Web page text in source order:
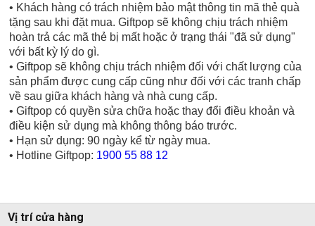
• Khách hàng có trách nhiệm bảo mật thông tin mã thẻ quà
tặng sau khi đặt mua. Giftpop sẽ không chịu trách nhiệm
hoàn trả các mã thẻ bị mất hoặc ở trạng thái "đã sử dụng"
với bất kỳ lý do gì.
• Giftpop sẽ không chịu trách nhiệm đối với chất lượng của
sản phẩm được cung cấp cũng như đối với các tranh chấp
về sau giữa khách hàng và nhà cung cấp.
• Giftpop có quyền sửa chữa hoặc thay đổi điều khoản và
điều kiện sử dụng mà không thông báo trước.
• Hạn sử dụng: 90 ngày kể từ ngày mua.
• Hotline Giftpop: 1900 55 88 12
Vị trí cửa hàng